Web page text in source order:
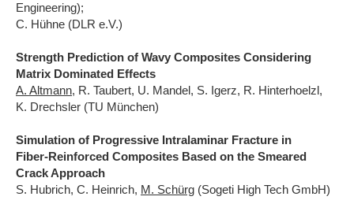
Engineering);
C. Hühne (DLR e.V.)
Strength Prediction of Wavy Composites Considering
Matrix Dominated Effects
A. Altmann, R. Taubert, U. Mandel, S. Igerz, R. Hinterhoelzl,
K. Drechsler (TU München)
Simulation of Progressive Intralaminar Fracture in
Fiber-Reinforced Composites Based on the Smeared
Crack Approach
S. Hubrich, C. Heinrich, M. Schürg (Sogeti High Tech GmbH)